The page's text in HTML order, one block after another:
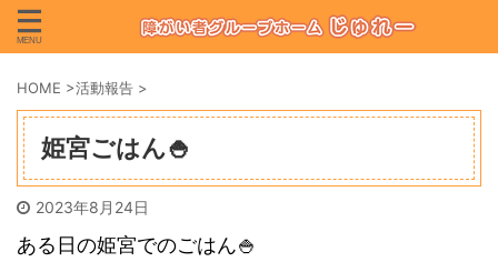
HOME >活動報告 >
姫宮ごはん🍚
2023年8月24日
ある日の姫宮でのごはん🍚